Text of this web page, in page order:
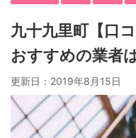
九十九里町【口
おすすめの業者
更新日： 2019年8月15日